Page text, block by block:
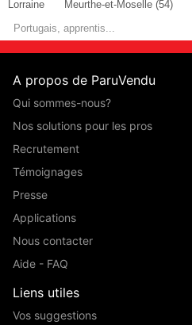
Lorraine
Meurthe-et-Moselle (54)
Portugais, apprentis...
A propos de ParuVendu
Qui sommes-nous?
Nos solutions pour les pros
Recrutement
Témoignages
Presse
Applications
Nous contacter
Aide - FAQ
Liens utiles
Vos suggestions